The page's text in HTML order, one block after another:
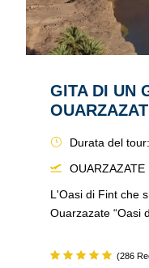
GITA DI UN
Durata del
OUARZAZATE
L'Oasi di Fint che
Ouarzazate “Oasi
(286